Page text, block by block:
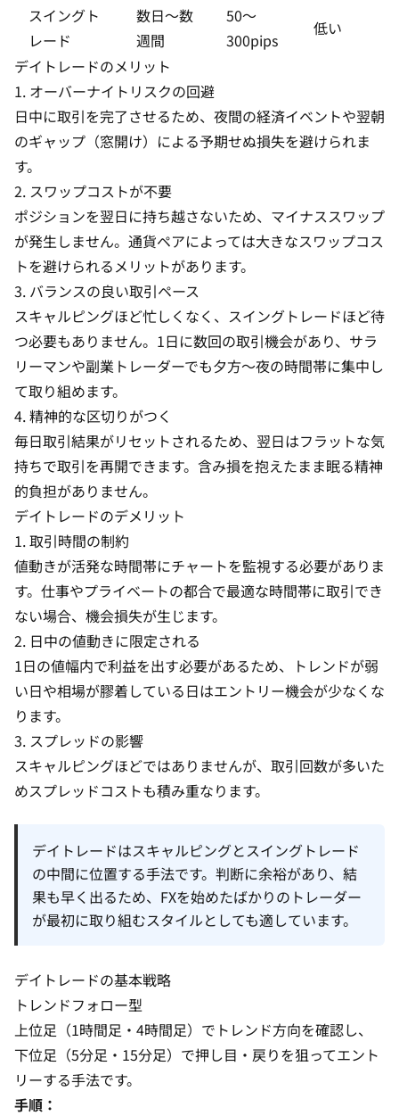
スイングト
レード
数日〜数
週間
50〜
300pips
低い
デイトレードのメリット
1. オーバーナイトリスクの回避
日中に取引を完了させるため、夜間の経済イベントや翌朝
のギャップ（窓開け）による予期せぬ損失を避けられま
す。
2. スワップコストが不要
ポジションを翌日に持ち越さないため、マイナススワップ
が発生しません。通貨ペアによっては大きなスワップコス
トを避けられるメリットがあります。
3. バランスの良い取引ペース
スキャルピングほど忙しくなく、スイングトレードほど待
つ必要もありません。1日に数回の取引機会があり、サラ
リーマンや副業トレーダーでも夕方〜夜の時間帯に集中し
て取り組めます。
4. 精神的な区切りがつく
毎日取引結果がリセットされるため、翌日はフラットな気
持ちで取引を再開できます。含み損を抱えたまま眠る精神
的負担がありません。
デイトレードのデメリット
1. 取引時間の制約
値動きが活発な時間帯にチャートを監視する必要がありま
す。仕事やプライベートの都合で最適な時間帯に取引でき
ない場合、機会損失が生じます。
2. 日中の値動きに限定される
1日の値幅内で利益を出す必要があるため、トレンドが弱
い日や相場が膠着している日はエントリー機会が少なくな
ります。
3. スプレッドの影響
スキャルピングほどではありませんが、取引回数が多いた
めスプレッドコストも積み重なります。
デイトレードはスキャルピングとスイングトレード
の中間に位置する手法です。判断に余裕があり、結
果も早く出るため、FXを始めたばかりのトレーダー
が最初に取り組むスタイルとしても適しています。
デイトレードの基本戦略
トレンドフォロー型
上位足（1時間足・4時間足）でトレンド方向を確認し、
下位足（5分足・15分足）で押し目・戻りを狙ってエント
リーする手法です。
手順：